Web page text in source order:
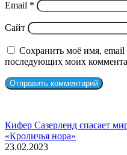
Email *
Сайт
Сохранить моё имя, email
последующих моих
Кифер Сазерленд спасает
«Кроличья нора»
23.02.2023